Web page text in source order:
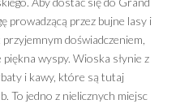
prowadzącą przez bujne lasy i
doświadczeniem,
piękna wyspy. Wioska słynie z
i kawy, które są tutaj
To jedno z nielicznych miejsc